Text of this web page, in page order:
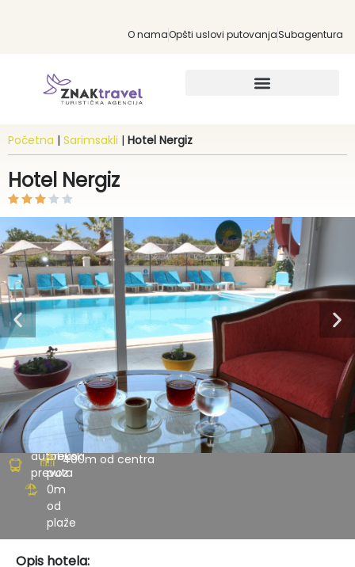
O namaOpšti uslovi putovanjaSubagentura
Početna | Sarimsakli | Hotel Nergiz
Hotel Nergiz
autobuski
prevoz
preko
puta
0m
od
plaže
400m od centra
Opis hotela: